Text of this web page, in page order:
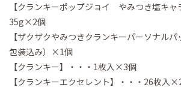
【クランキーポップジョイ やみつき塩キャ
35g×2個
【ザクザクやみつきクランキーパーソナル
包装込み）×1個
【クランキー】・・・1枚入×3個
【クランキーエクセレント】・・・26枚入